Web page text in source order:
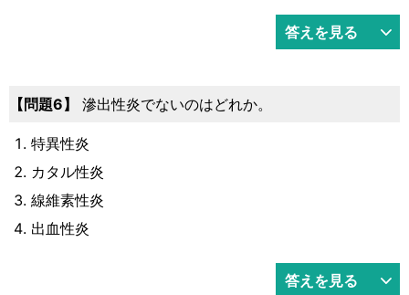
答えを見る
問題6 滲出性炎でないのはどれか。
特異性炎
カタル性炎
線維素性炎
出血性炎
答えを見る